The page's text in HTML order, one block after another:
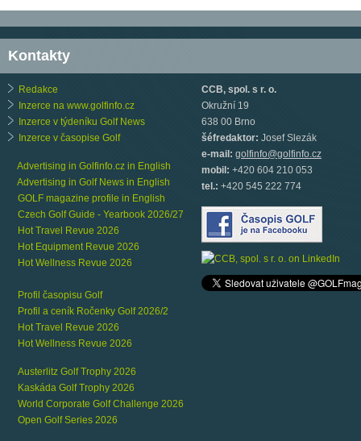
Kontakty
Redakce
Inzerce na www.golfinfo.cz
Inzerce v týdeníku Golf News
Inzerce v časopise Golf
Advertising in Golfinfo.cz in English
Advertising in Golf News in English
GOLF magazine profile in English
Czech Golf Guide - Yearbook 2026/27
Hot Travel Revue 2026
Hot Equipment Revue 2026
Hot Wellness Revue 2026
Profil časopisu Golf
Profil a ceník Ročenky Golf 2026/2
Hot Travel Revue 2026
Hot Wellness Revue 2026
Austerlitz Golf Trophy 2026
Kaskáda Golf Trophy 2026
World Corporate Golf Challenge 2026
Open Golf Series 2026
CCB, spol. s r. o.
Okružní 19
638 00 Brno
šéfredaktor: Josef Slezák
e-mail: golfinfo@golfinfo.cz
mobil: +420 604 210 053
tel.: +420 545 222 774